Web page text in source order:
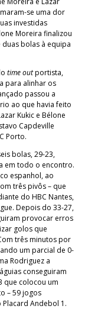
se uma dor
investidas
Moreira finalizou
bolas à equipa
time outportista,
para alinhar os
passou a
ao que havia feito
Kukic e Bélone
Capdeville
Porto.
bolas, 29-23,
em todo o encontro.
espanhol, ao
três pivôs – que
do HBC Nantes,
Depois do 33-27,
provocar erros
golos que
três minutos por
um parcial de 0-
Rodriguez a
conseguiram
que colocou um
– 59 jogos
Andebol 1.